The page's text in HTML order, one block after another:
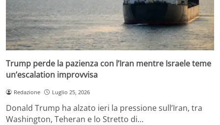
Trump perde la pazienza con l’Iran mentre Israele teme
un’escalation improvvisa
Redazione Luglio 25, 2026
Donald Trump ha alzato ieri la pressione sull’Iran, tra
Washington, Teheran e lo Stretto di…